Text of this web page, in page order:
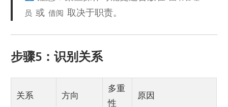
员 或 借阅 取决于职责。
步骤5：识别关系
关系 方向
多重
性
原因